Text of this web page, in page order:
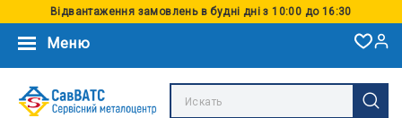
Відвантаження замовлень в будні дні з 10:00 до 16:30
Меню